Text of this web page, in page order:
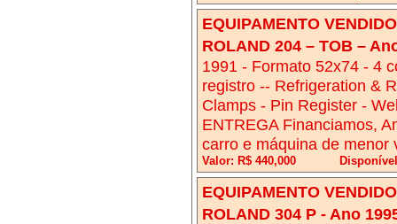
EQUIPAMENTO
ROLAND 204 – TOB –
1991 - Formato 52x74 - 4
registro -- Refrigeration &
Clamps - Pin Register -
ENTREGA Financiamos,
carro e máquina de menor
Valor: R$ 440,000
EQUIPAMENTO
ROLAND 304 P - Ano